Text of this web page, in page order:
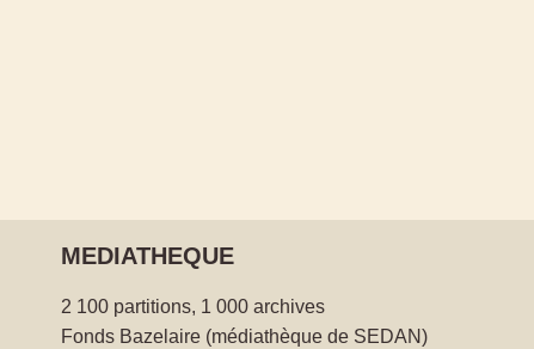
MEDIATHEQUE
2 100 partitions, 1 000 archives
Fonds Bazelaire (médiathèque de SEDAN)